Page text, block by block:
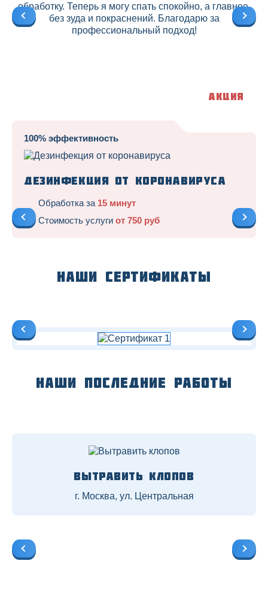
обработку. Теперь я могу спать спокойно, а главное,
без зуда и покраснений. Благодарю за
профессиональный подход!
Акция
100% эффективность
Дезинфекция от коронавируса
Обработка за 15 минут
Стоимость услуги от 750 руб
Наши сертификаты
Наши последние работы
Вытравить клопов
г. Москва, ул. Центральная